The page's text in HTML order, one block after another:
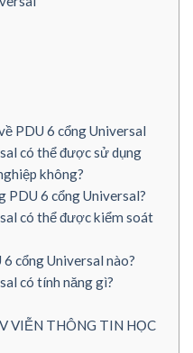
PDU 6 cổng Universal
có thể được sử dụng
không?
PDU 6 cổng Universal?
có thể được kiểm soát
cổng Universal nào?
có tính năng gì?
VIỄN THÔNG TIN HỌC